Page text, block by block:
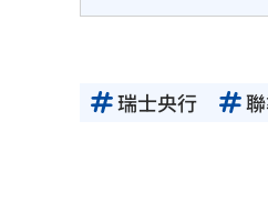
瑞士央行